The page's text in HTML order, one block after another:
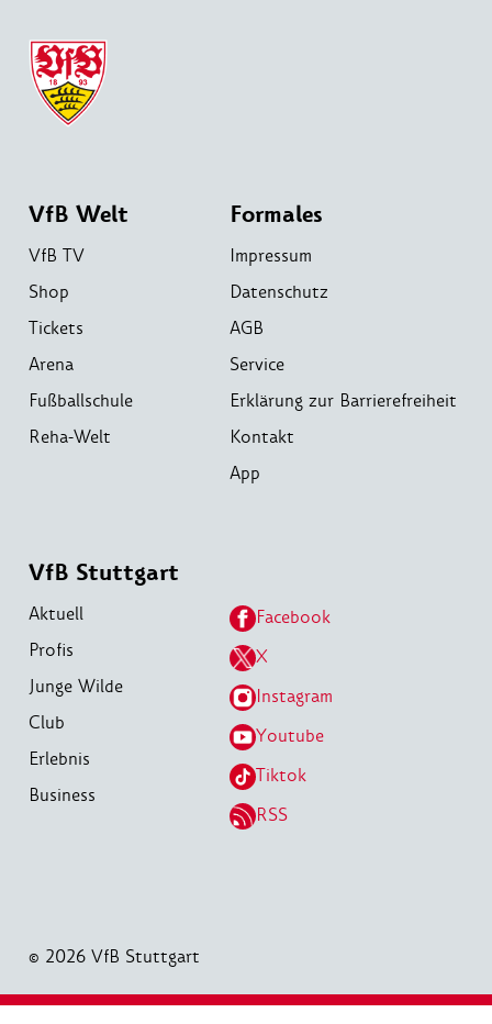
VfB Welt
VfB TV
Shop
Tickets
Arena
Fußballschule
Reha-Welt
Formales
Impressum
Datenschutz
AGB
Service
Erklärung zur Barrierefreiheit
Kontakt
App
VfB Stuttgart
Aktuell
Profis
Junge Wilde
Club
Erlebnis
Business
Facebook
X
Instagram
Youtube
Tiktok
RSS
© 2026 VfB Stuttgart